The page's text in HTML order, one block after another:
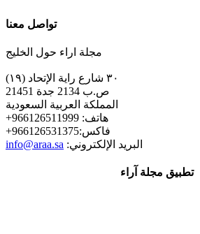
تواصل معنا
مجلة اراء حول الخليج
٣٠ شارع راية الإتحاد (١٩)
ص.ب 2134 جدة 21451
المملكة العربية السعودية
+هاتف: 966126511999
+فاكس:966126531375
info@araa.sa :البريد الإلكتروني
تطبيق مجلة آراء